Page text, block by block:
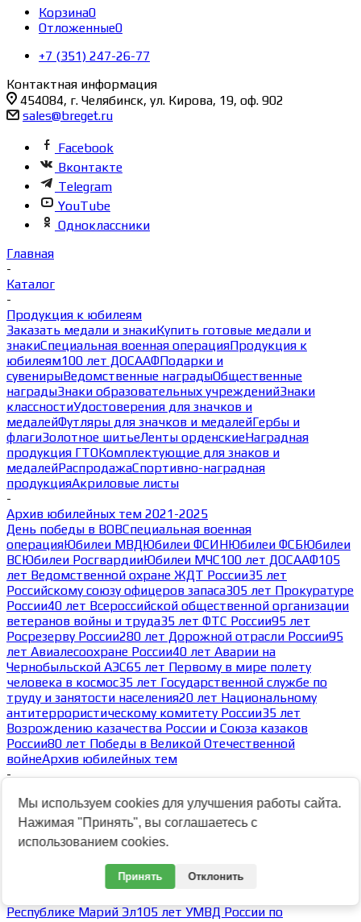
Корзина0
Отложенные0
+7 (351) 247-26-77
Контактная информация
454084, г. Челябинск, ул. Кирова, 19, оф. 902
sales@breget.ru
Facebook
Вконтакте
Telegram
YouTube
Одноклассники
Главная
-
Каталог
-
Продукция к юбилеям
Заказать медали и знакиКупить готовые медали и
знакиСпециальная военная операцияПродукция к
юбилеям100 лет ДОСААФПодарки и
сувенирыВедомственные наградыОбщественные
наградыЗнаки образовательных учрежденийЗнаки
классностиУдостоверения для значков и
медалейФутляры для значков и медалейГербы и
флагиЗолотное шитьеЛенты орденскиеНаградная
продукция ГТОКомплектующие для знаков и
медалейРаспродажаСпортивно-наградная
продукцияАкриловые листы
-
Архив юбилейных тем 2021-2025
День победы в ВОВСпециальная военная
операцияЮбилеи МВДЮбилеи ФСИНЮбилеи ФСБЮбилеи
ВСЮбилеи РосгвардииЮбилеи МЧС100 лет ДОСААФ105
лет Ведомственной охране ЖДТ России35 лет
Российскому союзу офицеров запаса305 лет Прокуратуре
России40 лет Всероссийской общественной организации
ветеранов войны и труда35 лет ФТС России95 лет
Росрезерву России280 лет Дорожной отрасли России95
лет Авиалесоохране России40 лет Аварии на
Чернобыльской АЭС65 лет Первому в мире полету
человека в космос35 лет Государственной службе по
труду и занятости населения20 лет Национальному
антитеррористическому комитету России35 лет
Возрождению казачества России и Союза казаков
России80 лет Победы в Великой Отечественной
войнеАрхив юбилейных тем
-
Архив тем 2025Архив тем 2024Архив тем 2023
60 лет Следственным изоляторам ФСИН России
13.10.2023
30 лет Северо-Кавказскому округу ВНГ РФ
России по Кемеровской области80 лет УМВД России по
Республике Марий Эл105 лет УМВД России по
Мы используем cookies для улучшения работы сайта.
Нажимая "Принять", вы соглашаетесь с
использованием cookies.
Принять Отклонить